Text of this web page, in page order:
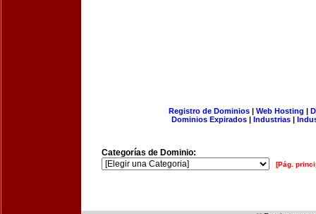
Registro de Dominios| Web Hosting |
Dominios Expirados | Industrias |
Categorías de Dominio:
[Pág.